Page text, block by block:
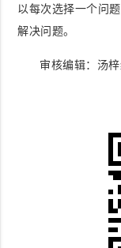
以每次选择一个问
解决问题。
审核编辑：汤